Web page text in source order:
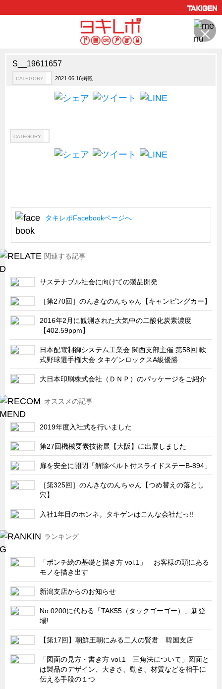
CATEGORY
新製品ロケットニュース
ピックアップ製品
How to 動画
ハイセキュリティ錠前TAKシリーズ
CATEGORY ソリューション
船舶・港湾設備
試作・特注品の事例集
省力化製品
配電盤・分電盤・キュービクル
医療・福祉・介護関連
ロボット・自動化装置関連
二次電池関連
再生可能エネルギー
農業関連
半導体製造装置関連
共同溝・無電柱化関連
サーバーラック・エンクロジャー
特装車・バス・トラック関連
フリーザー・フードマシナリー関連
自動販売機・自動改札機関連
鉄道車両・駅舎関連
CATEGORY 連載
新製品開発最前線
Before After
隠れた名品
旬の野菜とタキゲン製品
PICK UP NEWS
ポンチ絵の基礎と描き方
図面の見方・書き方
キャビネット工業会規格「CA300」集中講義
S__19611657
CATEGORY 2021.06.16掲載
CATEGORY
タキレポFacebookページへ
関連する記事
サステナブル社会に向けての製品開発
［第270回］のんきなのんちゃん【キャンピングカー】
2016年2月に観測された大気中の二酸化炭素濃度
【402.59ppm】
日本配電制御システム工業会 関西支部主催 第58回 軟
式野球選手権大会 タキゲンロックスA級優勝
大日本印刷株式会社（ＤＮＰ）のパッケージをご紹介
オススメの記事
2019年度入社式を行いました
第27回機械要素技術展【大阪】に出展しました
扉を安全に開閉「解除ベルト付スライドステーB-894」
［第325回］のんきなのんちゃん【つめ替えの落とし
穴】
入社1年目のホンネ。タキゲンはこんな会社だっ!!
ランキング
「ポンチ絵の基礎と描き方 vol.1」 お客様の頭にある
モノを描き出す
新潟支店からのお知らせ
No.0200に代わる「TAK55（タックゴーゴー）」新登
場!
【第17回】朝鮮王朝にみる二人の賢君 韓国支店
「図面の見方・書き方 vol.1 三角法について」図面と
は製品のデザイン、大きさ、動き、材質などを相手に
伝える手段の１つ